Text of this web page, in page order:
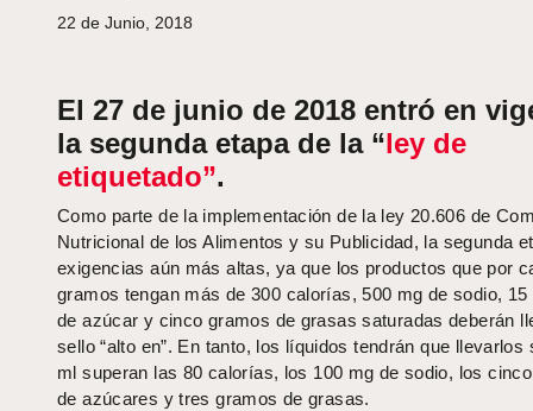
22 de Junio, 2018
El 27 de junio de 2018 entró en
la segunda etapa de la “ley de
etiquetado”.
Como parte de la implementación de la ley 20.606 de
Nutricional de los Alimentos y su Publicidad, la segunda
exigencias aún más altas, ya que los productos que por
gramos tengan más de 300 calorías, 500 mg de sodio, 15
de azúcar y cinco gramos de grasas saturadas deberán
sello “alto en”. En tanto, los líquidos tendrán que llevarlos
ml superan las 80 calorías, los 100 mg de sodio, los
de azúcares y tres gramos de grasas.